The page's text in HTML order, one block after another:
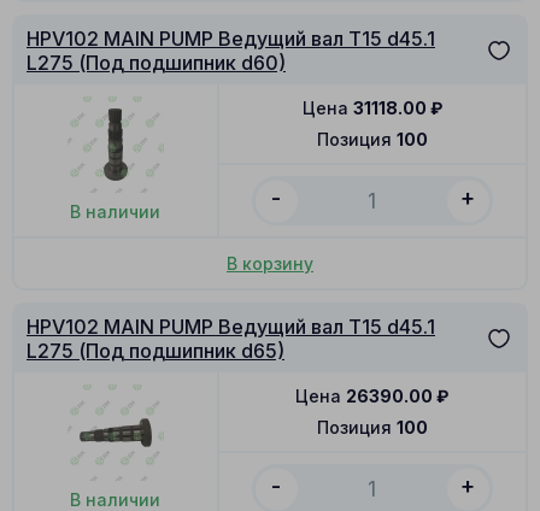
HPV102 MAIN PUMP Ведущий вал T15 d45.1
L275 (Под подшипник d60)
В наличии
Позиция 100
Цена 31118.00 ₽
- +
В корзину
HPV102 MAIN PUMP Ведущий вал T15 d45.1
L275 (Под подшипник d65)
В наличии
Позиция 100
Цена 26390.00 ₽
- +